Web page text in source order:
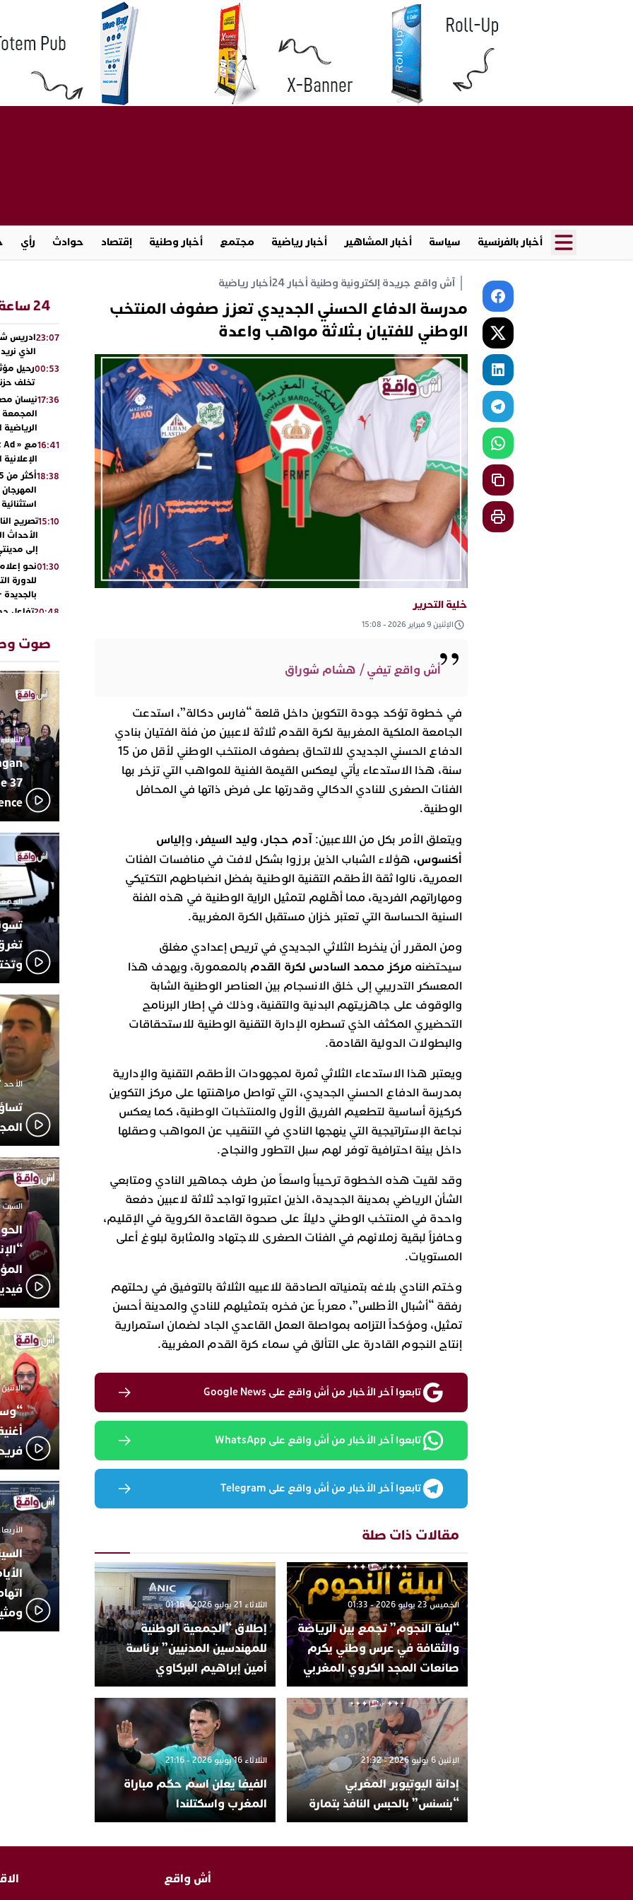
أخبار بالفرنسية سياسة أخبار المشاهير أخبار رياضية مجتمع أخبار وطنية إقتصاد حوادث رأي
آش واقع جريدة إلكترونية وطنية أخبار 24 أخبار رياضية
مدرسة الدفاع الحسني الجديدي تعزز صفوف المنتخب
الوطني للفتيان بـثلاثة مواهب واعدة
خلية التحرير
الإثنين 9 فبراير 2026 - 15:08
أش واقع تيفي / هشام شوراق
في خطوة تؤكد جودة التكوين داخل قلعة “فارس دكالة”، استدعت
الجامعة الملكية المغربية لكرة القدم ثلاثة لاعبين من فئة الفتيان بنادي
الدفاع الحسني الجديدي للالتحاق بصفوف المنتخب الوطني لأقل من 15
سنة، هذا الاستدعاء يأتي ليعكس القيمة الفنية للمواهب التي تزخر بها
الفئات الصغرى للنادي الدكالي وقدرتها على فرض ذاتها في المحافل
الوطنية.
ويتعلق الأمر بكل من اللاعبين: آدم حجار ، وليد السيفر ، وإلياس
أكنسوس، هؤلاء الشباب الذين برزوا بشكل لافت في منافسات الفئات
العمرية، نالوا ثقة الأطقم التقنية الوطنية بفضل انضباطهم التكتيكي
ومهاراتهم الفردية، مما أهّلهم لتمثيل الراية الوطنية في هذه الفئة
السنية الحساسة التي تعتبر خزان مستقبل الكرة المغربية.
ومن المقرر أن ينخرط الثلاثي الجديدي في تريص إعدادي مغلق
سيحتضنه مركز محمد السادس لكرة القدم بالمعمورة، ويهدف هذا
المعسكر التدريبي إلى خلق الانسجام بين العناصر الوطنية الشابة
والوقوف على جاهزيتهم البدنية والتقنية، وذلك في إطار البرنامج
التحضيري المكثف الذي تسطره الإدارة التقنية الوطنية للاستحقاقات
والبطولات الدولية القادمة.
ويعتبر هذا الاستدعاء الثلاثي ثمرة لمجهودات الأطقم التقنية والإدارية
بمدرسة الدفاع الحسني الجديدي، التي تواصل مراهنتها على مركز التكوين
كركيزة أساسية لتطعيم الفريق الأول والمنتخبات الوطنية، كما يعكس
نجاعة الإستراتيجية التي ينهجها النادي في التنقيب عن المواهب وصقلها
داخل بيئة احترافية توفر لهم سبل التطور والنجاح.
وقد لقيت هذه الخطوة ترحيباً واسعاً من طرف جماهير النادي ومتابعي
الشأن الرياضي بمدينة الجديدة، الذين اعتبروا تواجد ثلاثة لاعبين دفعة
واحدة في المنتخب الوطني دليلاً على صحوة القاعدة الكروية في الإقليم،
وحافزاً لبقية زملائهم في الفئات الصغرى للاجتهاد والمثابرة لبلوغ أعلى
المستويات.
وختم النادي بلاغه بتمنياته الصادقة للاعبيه الثلاثة بالتوفيق في رحلتهم
رفقة “أشبال الأطلس”، معرباً عن فخره بتمثيلهم للنادي والمدينة أحسن
تمثيل، ومؤكداً التزامه بمواصلة العمل القاعدي الجاد لضمان استمرارية
إنتاج النجوم القادرة على التألق في سماء كرة القدم المغربية.
تابعوا آخر الأخبار من أش واقع على Google News
تابعوا آخر الأخبار من أش واقع على WhatsApp
تابعوا آخر الأخبار من أش واقع على Telegram
مقالات ذات صلة
الخميس 23 يوليو 2026 - 01:33
“ليلة النجوم” تجمع بين الرياضة
والثقافة في عرس وطني يكرم
صانعات المجد الكروي المغربي
الثلاثاء 21 يوليو 2026 - 01:16
إطلاق “الجمعية الوطنية
للمهندسين المدنيين” برئاسة
أمين إبراهيم البركاوي
الإثنين 6 يوليو 2026 - 21:32
إدانة اليوتيوبر المغربي
“بنسنس” بالحبس النافذ بتمارة
الثلاثاء 16 يونيو 2026 - 21:16
الفيفا يعلن اسم حكم مباراة
المغرب واسكتلندا
24 ساعة
23:07ادريس
الذي نريد
00:53رحيل
تخلف
17:36نيسان
المجمعة
16:41
18:38
استثنائية
15:10تصريح
الأحداث
إلى
01:30نحو
للدورة
20:48تفاعل
22:36 أبوظبي
العرش
بن زايد
13:30 دنيا
بأداء
19:11 يقظة
مثيرة
بالجديدة
17:27اتحاد
دورة
23:18ترسيخا
فعاليات
بمركز
صوت
الثلاثاء 10 مارس 2026 -
37
الجمعة 26 ديسمبر
الأحد 7 ديسمبر 2025 - 21:42
السبت 18 أكتوبر 2025 - 14:35
الإثنين 6 أكتوبر 2025 - 17:31
فريد
الأربعاء 24 سبتمبر 2025 -
أش واقع